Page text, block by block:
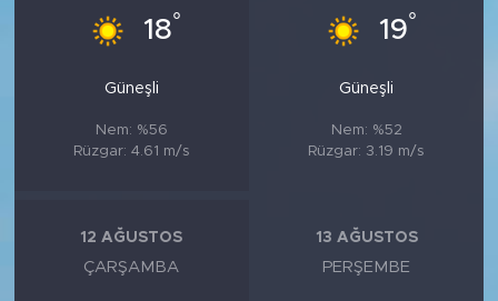
18°
Güneşli
Nem: %56
Rüzgar: 4.61 m/s
19°
Güneşli
Nem: %52
Rüzgar: 3.19 m/s
12 AĞUSTOS
ÇARŞAMBA
13 AĞUSTOS
PERŞEMBE